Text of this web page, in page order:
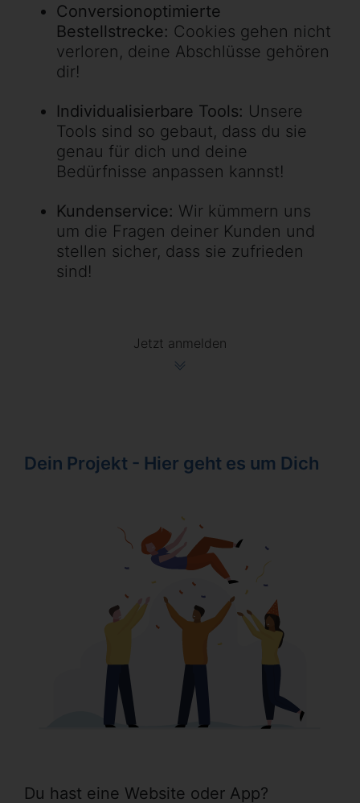
Conversionoptimierte
Bestellstrecke: Cookies gehen nicht
verloren, deine Abschlüsse gehören
dir!
Individualisierbare Tools: Unsere
Tools sind so gebaut, dass du sie
genau für dich und deine
Bedürfnisse anpassen kannst!
Kundenservice: Wir kümmern uns
um die Fragen deiner Kunden und
stellen sicher, dass sie zufrieden
sind!
Jetzt anmelden
Dein Projekt - Hier geht es um Dich
Du hast eine Website oder App?